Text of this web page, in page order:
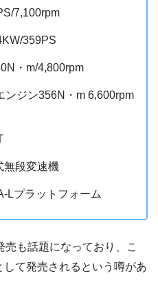
7,100rpm
359PS
・m/4,800rpm
ンジン356N・m 6,600rpm
無段変速機
Lプラットフォーム
も話題になっており、こ
て発売されるという噂があ